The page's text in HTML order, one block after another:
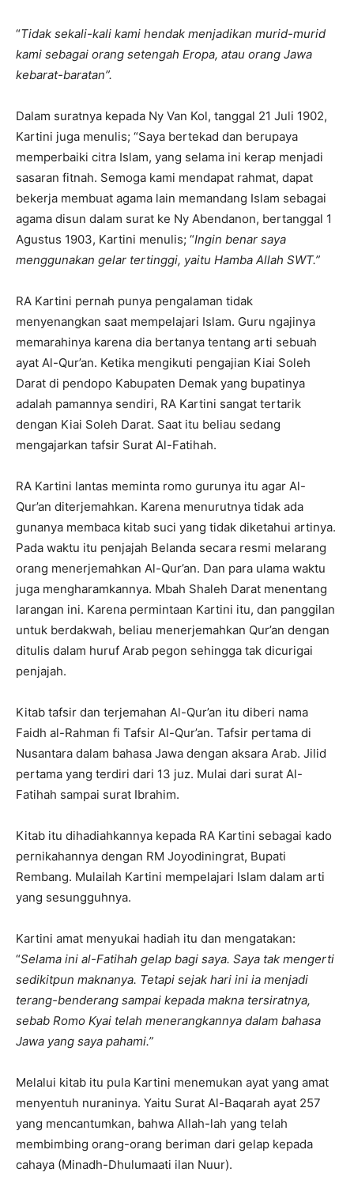
“Tidak sekali-kali kami hendak menjadikan murid-murid
kami sebagai orang setengah Eropa, atau orang Jawa
kebarat-baratan”.
Dalam suratnya kepada Ny Van Kol, tanggal 21 Juli 1902,
Kartini juga menulis; “Saya bertekad dan berupaya
memperbaiki citra Islam, yang selama ini kerap menjadi
sasaran fitnah. Semoga kami mendapat rahmat, dapat
bekerja membuat agama lain memandang Islam sebagai
agama disun dalam surat ke Ny Abendanon, bertanggal 1
Agustus 1903, Kartini menulis; “Ingin benar saya
menggunakan gelar tertinggi, yaitu Hamba Allah SWT.”
RA Kartini pernah punya pengalaman tidak
menyenangkan saat mempelajari Islam. Guru ngajinya
memarahinya karena dia bertanya tentang arti sebuah
ayat Al-Qur’an. Ketika mengikuti pengajian Kiai Soleh
Darat di pendopo Kabupaten Demak yang bupatinya
adalah pamannya sendiri, RA Kartini sangat tertarik
dengan Kiai Soleh Darat. Saat itu beliau sedang
mengajarkan tafsir Surat Al-Fatihah.
RA Kartini lantas meminta romo gurunya itu agar Al-
Qur’an diterjemahkan. Karena menurutnya tidak ada
gunanya membaca kitab suci yang tidak diketahui artinya.
Pada waktu itu penjajah Belanda secara resmi melarang
orang menerjemahkan Al-Qur’an. Dan para ulama waktu
juga mengharamkannya. Mbah Shaleh Darat menentang
larangan ini. Karena permintaan Kartini itu, dan panggilan
untuk berdakwah, beliau menerjemahkan Qur’an dengan
ditulis dalam huruf Arab pegon sehingga tak dicurigai
penjajah.
Kitab tafsir dan terjemahan Al-Qur’an itu diberi nama
Faidh al-Rahman fi Tafsir Al-Qur’an. Tafsir pertama di
Nusantara dalam bahasa Jawa dengan aksara Arab. Jilid
pertama yang terdiri dari 13 juz. Mulai dari surat Al-
Fatihah sampai surat Ibrahim.
Kitab itu dihadiahkannya kepada RA Kartini sebagai kado
pernikahannya dengan RM Joyodiningrat, Bupati
Rembang. Mulailah Kartini mempelajari Islam dalam arti
yang sesungguhnya.
Kartini amat menyukai hadiah itu dan mengatakan:
“Selama ini al-Fatihah gelap bagi saya. Saya tak mengerti
sedikitpun maknanya. Tetapi sejak hari ini ia menjadi
terang-benderang sampai kepada makna tersiratnya,
sebab Romo Kyai telah menerangkannya dalam bahasa
Jawa yang saya pahami.”
Melalui kitab itu pula Kartini menemukan ayat yang amat
menyentuh nuraninya. Yaitu Surat Al-Baqarah ayat 257
yang mencantumkan, bahwa Allah-lah yang telah
membimbing orang-orang beriman dari gelap kepada
cahaya (Minadh-Dhulumaati ilan Nuur).